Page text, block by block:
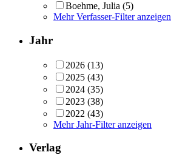
Boehme, Julia (5)
Mehr Verfasser-Filter anzeigen
Jahr
2026 (13)
2025 (43)
2024 (35)
2023 (38)
2022 (43)
Mehr Jahr-Filter anzeigen
Verlag